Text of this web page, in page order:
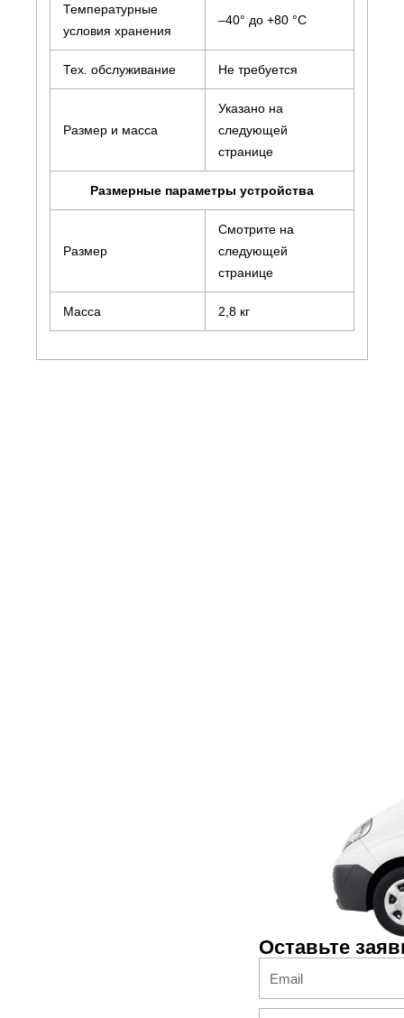
Температурные
условия хранения
–40° до +80 °C
Тех. обслуживание Не требуется
Размер и масса
Указано на
следующей
странице
Размерные параметры устройства
Размер
Смотрите на
следующей
странице
Масса 2,8 кг
Оставьте